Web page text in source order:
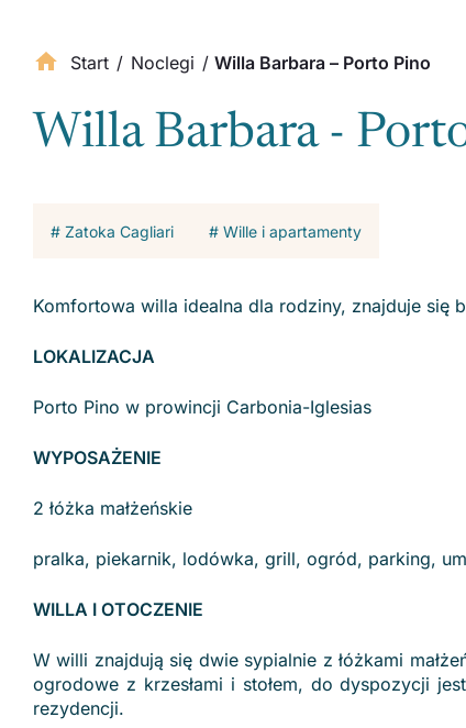
Start / Noclegi / Willa Barbara – Porto Pino
Willa Barbara -
# Zatoka Cagliari # Wille i apartamenty
Komfortowa willa idealna dla rodziny, znajduje się
LOKALIZACJA
Porto Pino w prowincji Carbonia-Iglesias
WYPOSAŻENIE
2 łóżka małżeńskie
pralka, piekarnik, lodówka, grill, ogród, parking,
WILLA I OTOCZENIE
W willi znajdują się dwie sypialnie z łóżkami
ogrodowe z krzesłami i stołem, do dyspozycji
rezydencji.